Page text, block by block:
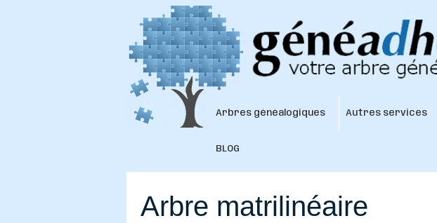
Arbres généalogiques Autres services
BLOG
Arbre matrilinéaire